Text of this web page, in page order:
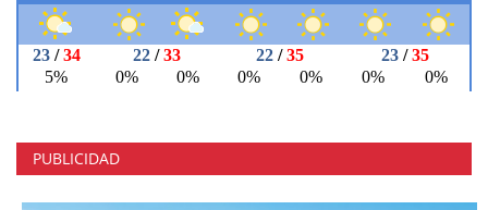
PUBLICIDAD